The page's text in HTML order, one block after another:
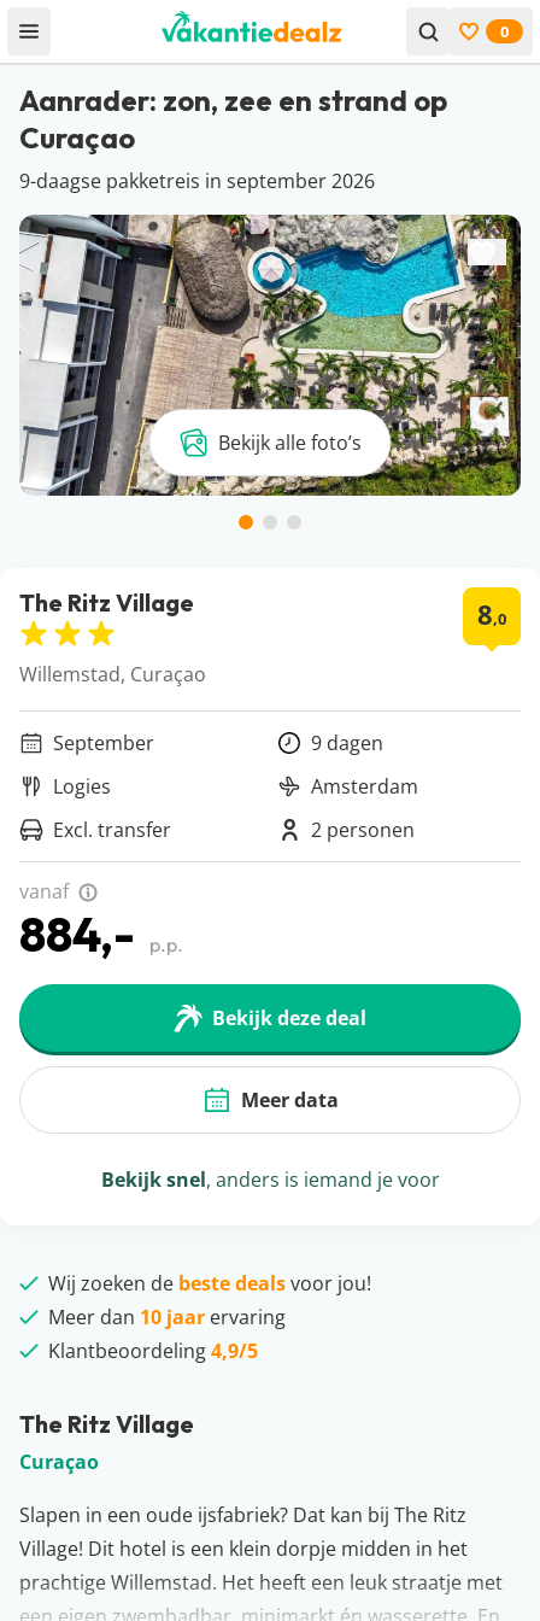
Open menu Bekijk
0
Aanrader: zon, zee en strand op
Curaçao
9-daagse pakketreis in september 2026
Bekijk alle foto’s
The Ritz Village
Curaçao
Slapen in een oude ijsfabriek? Dat kan bij The Ritz
Village! Dit hotel is een klein dorpje midden in het
prachtige Willemstad. Het heeft een leuk straatje met
The Ritz Village 8,0
Willemstad, Curaçao
September
9 dagen
Logies
Amsterdam
Excl. transfer
2 personen
vanaf
884,- p.p.
Bekijk deze deal
Meer data
Bekijk snel, anders is iemand je voor
Wij zoeken de beste dealsvoor jou!
Meer dan 10 jaar ervaring
Klantbeoordeling4,9/5